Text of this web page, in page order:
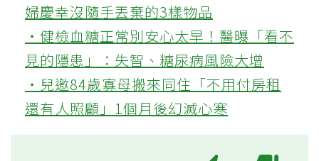
婦慶幸沒隨手丟棄的3樣物品
‧健檢血糖正常別安心太早！醫曝「看不
見的隱患」：失智、糖尿病風險大增
‧兒邀84歲寡母搬來同住「不用付房租
還有人照顧」1個月後幻滅心寒